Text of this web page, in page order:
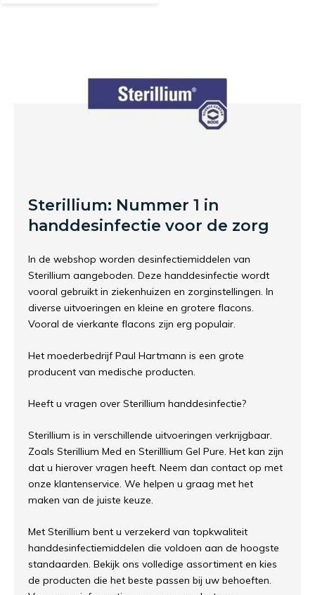
Sterillium: Nummer 1 in
handdesinfectie voor de zorg
In de webshop worden desinfectiemiddelen van
Sterillium aangeboden. Deze handdesinfectie wordt
vooral gebruikt in ziekenhuizen en zorginstellingen. In
diverse uitvoeringen en kleine en grotere flacons.
Vooral de vierkante flacons zijn erg populair.
Het moederbedrijf Paul Hartmann is een grote
producent van medische producten.
Heeft u vragen over Sterillium handdesinfectie?
Sterillium is in verschillende uitvoeringen verkrijgbaar.
Zoals Sterillium Med en Sterilllium Gel Pure. Het kan zijn
dat u hierover vragen heeft. Neem dan contact op met
onze klantenservice. We helpen u graag met het
maken van de juiste keuze.
Met Sterillium bent u verzekerd van topkwaliteit
handdesinfectiemiddelen die voldoen aan de hoogste
standaarden. Bekijk ons volledige assortiment en kies
de producten die het beste passen bij uw behoeften.